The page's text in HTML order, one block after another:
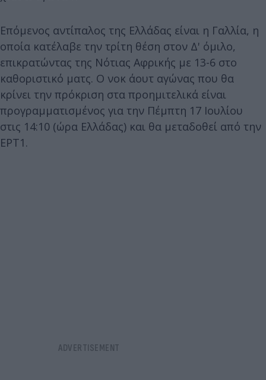
Επόμενος αντίπαλος της Ελλάδας είναι η Γαλλία, η
οποία κατέλαβε την τρίτη θέση στον Δ' όμιλο,
επικρατώντας της Νότιας Αφρικής με 13-6 στο
καθοριστικό ματς. Ο νοκ άουτ αγώνας που θα
κρίνει την πρόκριση στα προημιτελικά είναι
προγραμματισμένος για την Πέμπτη 17 Ιουλίου
στις 14:10 (ώρα Ελλάδας) και θα μεταδοθεί από την
ΕΡΤ1.